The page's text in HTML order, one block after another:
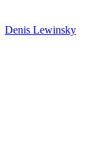
Denis Lewinsky